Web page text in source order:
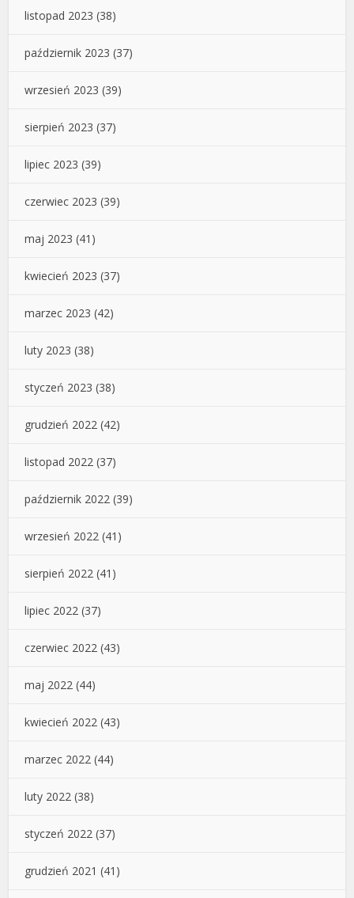
listopad 2023 (38)
październik 2023 (37)
wrzesień 2023 (39)
sierpień 2023 (37)
lipiec 2023 (39)
czerwiec 2023 (39)
maj 2023 (41)
kwiecień 2023 (37)
marzec 2023 (42)
luty 2023 (38)
styczeń 2023 (38)
grudzień 2022 (42)
listopad 2022 (37)
październik 2022 (39)
wrzesień 2022 (41)
sierpień 2022 (41)
lipiec 2022 (37)
czerwiec 2022 (43)
maj 2022 (44)
kwiecień 2022 (43)
marzec 2022 (44)
luty 2022 (38)
styczeń 2022 (37)
grudzień 2021 (41)